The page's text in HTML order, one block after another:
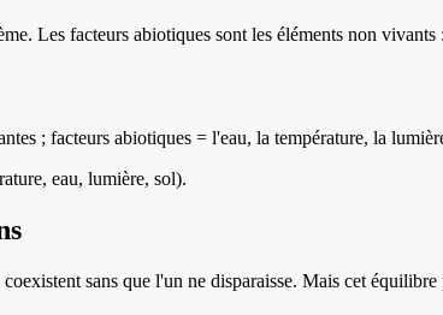
Les facteurs abiotiques sont les éléments non
; facteurs abiotiques = l'eau, la température, la
eau, lumière, sol).
sans que l'un ne disparaisse. Mais cet